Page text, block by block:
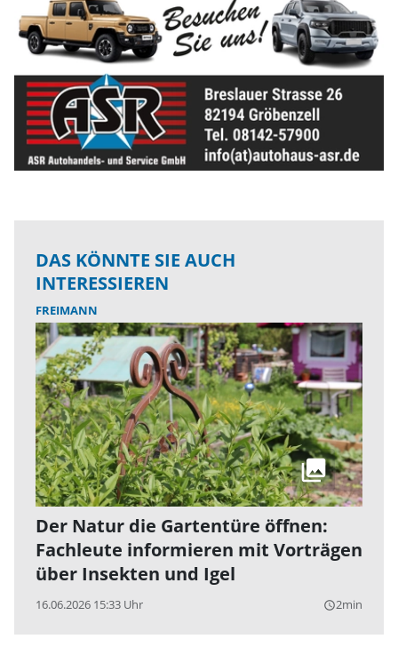
DAS KÖNNTE SIE AUCH
INTERESSIEREN
FREIMANN
Der Natur die Gartentüre öffnen:
Fachleute informieren mit Vorträgen
über Insekten und Igel
16.06.2026 15:33 Uhr query_builder2min